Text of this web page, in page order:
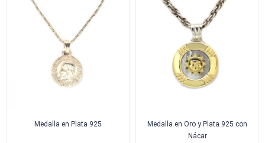
Medalla en Plata 925
Medalla en Oro y Plata 925 con
Nácar